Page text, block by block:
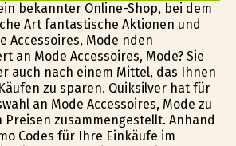
bekannter Online-Shop, bei dem
Art fantastische Aktionen und
Accessoires, Mode finden
an Mode Accessoires, Mode? Sie
auch nach einem Mittel, das Ihnen
zu sparen. Quiksilver hat für
an Mode Accessoires, Mode zu
zusammengestellt. Anhand
Codes für Ihre Einkäufe im